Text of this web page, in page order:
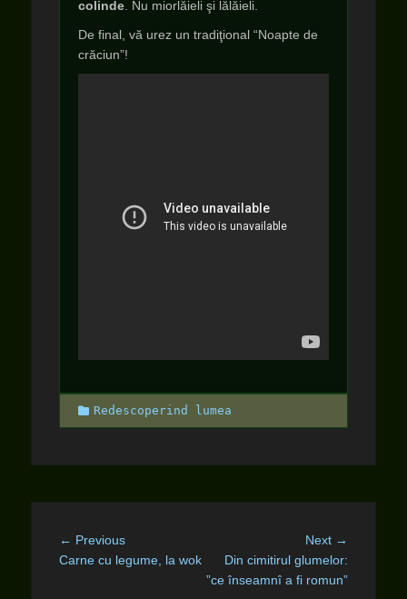
colinde . Nu miorlăieli şi lălăieli.
De final, vă urez un tradiţional “Noapte de
crăciun”!
Categories
Redescoperind lumea
Post
navigation
← PreviousPrevious
post:
Carne cu legume, la wok
Next →
Din cimitirul glumelor:
”ce înseamnî a fi romun”